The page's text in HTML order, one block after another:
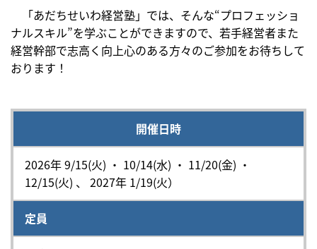
「あだちせいわ経営塾」では、そんな“プロフェッショ
ナルスキル”を学ぶことができますので、若手経営者また
経営幹部で志高く向上心のある方々のご参加をお待ちして
おります！
開催日時
2026年 9/15(火) ・ 10/14(水) ・ 11/20(金) ・
12/15(火) 、 2027年 1/19(火）
定員